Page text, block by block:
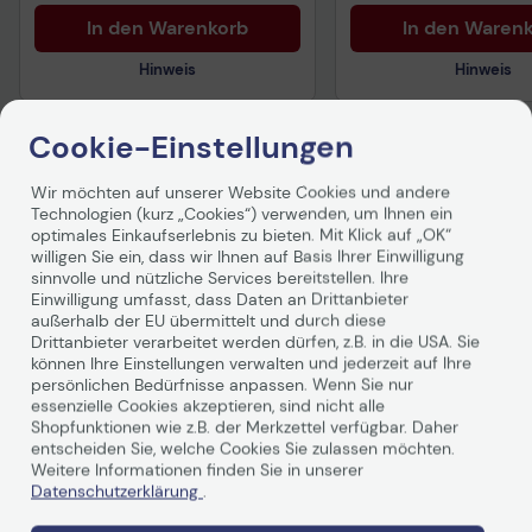
In den Warenkorb
Hinweis
Technisches Produktdatenblatt
Vorvertragliche Informationen
gemäß der EU-
Datenverordnung
In den
Hinweis
Vorvertragliche
gemäß der EU-
Datenverordnung
Produktbeschreibung
Technische Daten
Cookie-Einstellungen
Wir möchten auf unserer Website Cookies und andere
Technologien (kurz „Cookies“) verwenden, um Ihnen ein
optimales Einkaufserlebnis zu bieten. Mit Klick auf „OK“
willigen Sie ein, dass wir Ihnen auf Basis Ihrer Einwilligung
sinnvolle und nützliche Services bereitstellen. Ihre
Einwilligung umfasst, dass Daten an Drittanbieter
außerhalb der EU übermittelt und durch diese
Drittanbieter verarbeitet werden dürfen, z.B. in die USA. Sie
können Ihre Einstellungen verwalten und jederzeit auf Ihre
persönlichen Bedürfnisse anpassen. Wenn Sie nur
essenzielle Cookies akzeptieren, sind nicht alle
Shopfunktionen wie z.B. der Merkzettel verfügbar. Daher
entscheiden Sie, welche Cookies Sie zulassen möchten.
Weitere Informationen finden Sie in unserer
Datenschutzerklärung .